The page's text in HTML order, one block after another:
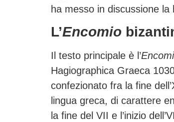
ha messo in discussione
L’Encomio
Il testo principale è l’
Hagiographica Graeca
confezionato fra la fine
lingua greca, di carattere
la fine del VII e l’inizio